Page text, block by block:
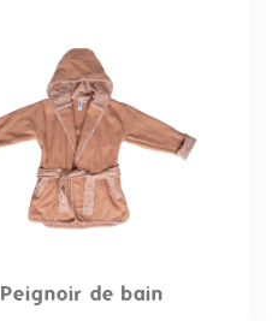
Peignoir de bain